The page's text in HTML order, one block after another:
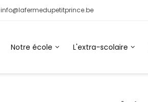
info@lafermedupetitprince.be
Notre école L'extra-scolaire